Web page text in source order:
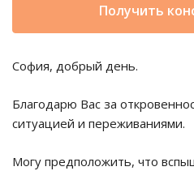
Получить
София, добрый день.
Благодарю Вас за
ситуацией и переживаниями.
Могу предположить, что